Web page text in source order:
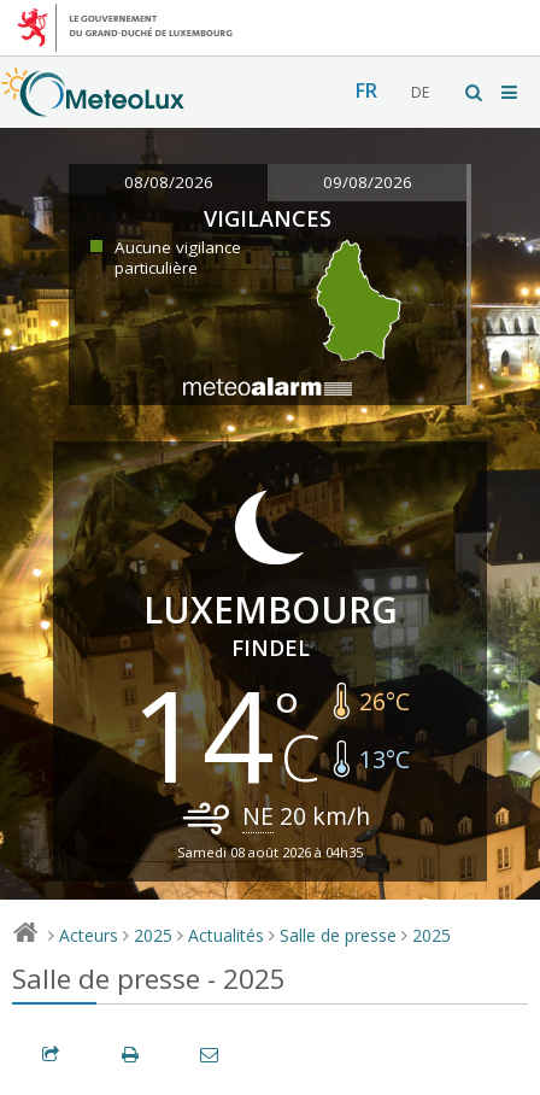
FR DE
08/08/2026 09/08/2026
VIGILANCES
Aucune vigilance
particulière
LUXEMBOURG
FINDEL
14 26°C
13°C
NE 20 km/h
Samedi 08 août 2026 à 04h35
> Acteurs > 2025 > Actualités > Salle de presse > 2025
Salle de presse - 2025